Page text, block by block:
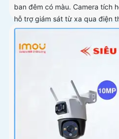
ban đêm có màu. Camera tích
hỗ trợ giám sát từ xa qua điện